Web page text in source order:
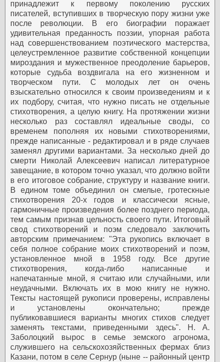
принадлежит к первому поколению русских
писателей, вступивших в творческую пору жизни уже
после революции. В его биографии поражает
удивительная преданность поэзии, упорная работа
над совершенствованием поэтического мастерства,
целеустремленное развитие собственной концепции
мироздания и мужественное преодоление барьеров,
которые судьба воздвигала на его жизненном и
творческом пути. С молодых лет он очень
взыскательно относился к своим произведениям и к
их подбору, считая, что нужно писать не отдельные
стихотворения, а целую книгу. На протяжении жизни
несколько раз составлял идеальные своды, со
временем пополняя их новыми стихотворениями,
прежде написанные - редактировал и в ряде случаев
заменял другими вариантами. За несколько дней до
смерти Николай Алексеевич написал литературное
завещание, в котором точно указал, что должно войти
в его итоговое собрание, структуру и название книги.
В едином томе объединил он смелые, гротескные
стихотворения 20-х годов и классически ясные,
гармоничные произведения более позднего периода,
тем самым признав цельность своего пути. Итоговый
свод стихотворений и поэм следовало заключить
авторским примечанием: "Эта рукопись включает в
себя полное собрание моих стихотворений и поэм,
установленное мной в 1958 году. Все другие
стихотворения, когда-либо написанные и
напечатанные мной, я считаю или случайными, или
неудачными. Включать их в мою книгу не нужно.
Тексты настоящей рукописи проверены, исправлены
и установлены окончательно; прежде
публиковавшиеся варианты многих стихов следует
заменять текстами, приведенными здесь". Н. А.
Заболоцкий вырос в семье земского агронома,
служившего на сельскохозяйственных фермах близ
Казани, потом в селе Сернур (ныне -- районный центр